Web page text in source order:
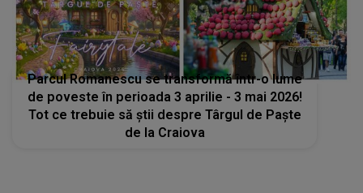
Parcul Romanescu se transformă într-o lume
de poveste în perioada 3 aprilie - 3 mai 2026!
Tot ce trebuie să știi despre Târgul de Paște
de la Craiova